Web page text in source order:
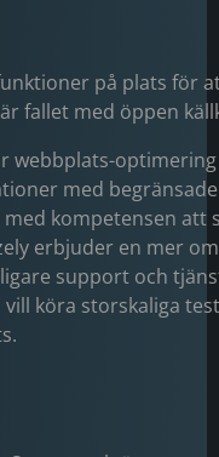
på plats för
fallet med öppen
webbplats-
med
kompetensen att
erbjuder en mer
support och
köra storskaliga